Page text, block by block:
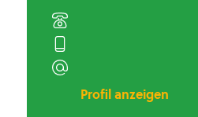
Profil anzeigen